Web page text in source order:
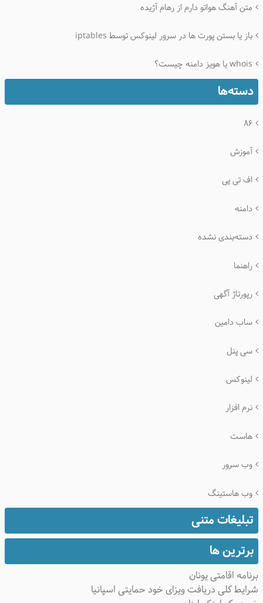
متن آهنگ هواتو دارم از رهام آژیده
باز یا بستن پورت ها در سرور لینوکس توسط iptables
whois یا هویز دامنه چیست؟
دسته‌ها
۸۶
آموزش
اف تی پی
دامنه
دسته‌بندی نشده
راهنما
رپورتاژ آگهی
ساب دامین
سی پنل
لینوکس
نرم افزار
هاست
وب سرور
وب هاستینگ
تبلیغات متنی
برترین ها
اقامتی یونان
کلی دریافت ویزای خود حمایتی اسپانیا